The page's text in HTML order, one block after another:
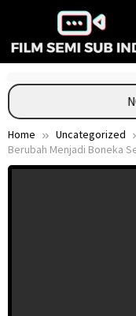
content
Home Uncategorized
Berubah Menjadi Boneka